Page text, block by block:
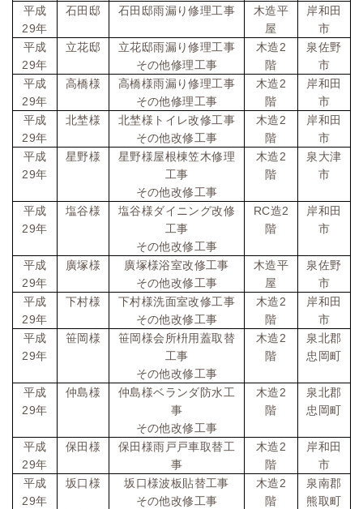
平成
29年
石田邸 石田邸雨漏り修理工事
木造平
屋
岸和田
市
平成
29年
立花邸
立花邸雨漏り修理工事
その他修理工事
木造2
階
泉佐野
市
平成
29年
高橋様
高橋様雨漏り修理工事
その他修理工事
木造2
階
岸和田
市
平成
29年
北埜様
北埜様トイレ改修工事
その他改修工事
木造2
階
岸和田
市
平成
29年
星野様
星野様屋根棟笠木修理
工事
その他改修工事
木造2
階
泉大津
市
平成
29年
塩谷様
塩谷様ダイニング改修
工事
その他改修工事
RC造2
階
岸和田
市
平成
29年
廣塚様
廣塚様浴室改修工事
その他改修工事
木造平
屋
泉佐野
市
平成
29年
下村様
下村様洗面室改修工事
その他改修工事
木造2
階
岸和田
市
平成
29年
笹岡様
笹岡様会所枡用蓋取替
工事
その他改修工事
木造2
階
泉北郡
忠岡町
平成
29年
仲島様
仲島様ベランダ防水工
事
その他改修工事
木造2
階
泉北郡
忠岡町
平成
29年
保田様
保田様雨戸戸車取替工
事
木造2
階
岸和田
市
平成
29年
坂口様
坂口様波板貼替工事
その他改修工事
木造2
階
泉南郡
熊取町